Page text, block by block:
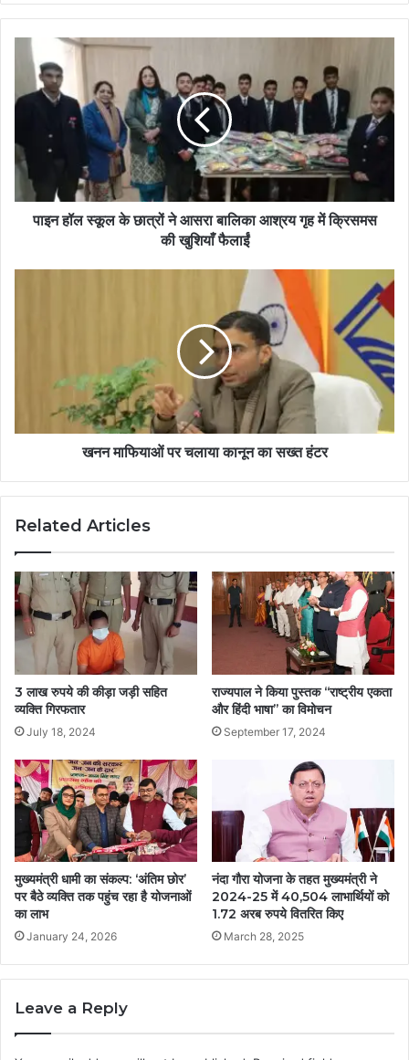
पाइन हॉल स्कूल के छात्रों ने आसरा बालिका आश्रय गृह में क्रिसमस
की खुशियाँ फैलाईं
खनन माफियाओं पर चलाया कानून का सख्त हंटर
Related Articles
3 लाख रुपये की कीड़ा जड़ी सहित
व्यक्ति गिरफतार
July 18, 2024
राज्यपाल ने किया पुस्तक ‘‘राष्ट्रीय एकता
और हिंदी भाषा’’ का विमोचन
September 17, 2024
मुख्यमंत्री धामी का संकल्प: ‘अंतिम छोर’
पर बैठे व्यक्ति तक पहुंच रहा है योजनाओं
का लाभ
January 24, 2026
नंदा गौरा योजना के तहत मुख्यमंत्री ने
2024-25 में 40,504 लाभार्थियों को
1.72 अरब रुपये वितरित किए
March 28, 2025
Leave a Reply